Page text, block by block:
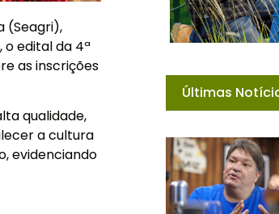
(Seagri),
,o edital da 4ª
as inscrições
qualidade,
a cultura
evidenciando
Últimas